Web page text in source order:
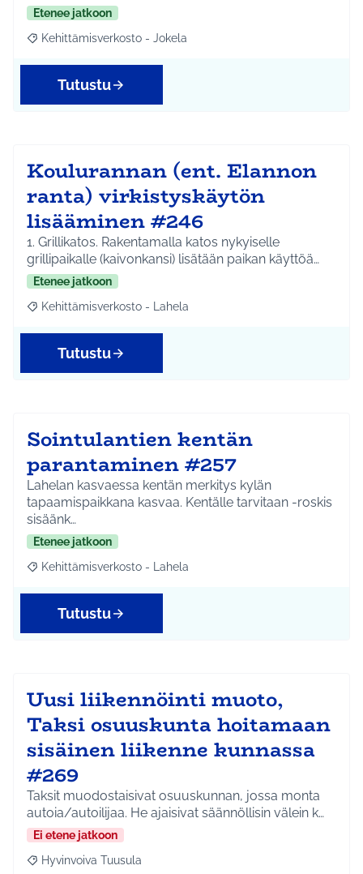
Etenee jatkoon
Rajaa tulokset aihepiirin mukaan: Kehittämisverkosto - Jokela
Kehittämisverkosto - Jokela
Tutustu
Koulurannan (ent. Elannon
ranta) virkistyskäytön
lisääminen #246
1. Grillikatos. Rakentamalla katos nykyiselle
grillipaikalle (kaivonkansi) lisätään paikan käyttöä…
Etenee jatkoon
Rajaa tulokset aihepiirin mukaan: Kehittämisverkosto - Lahela
Kehittämisverkosto - Lahela
Tutustu
Sointulantien kentän
parantaminen #257
Lahelan kasvaessa kentän merkitys kylän
tapaamispaikkana kasvaa. Kentälle tarvitaan -roskis
sisäänk…
Etenee jatkoon
Rajaa tulokset aihepiirin mukaan: Kehittämisverkosto - Lahela
Kehittämisverkosto - Lahela
Tutustu
Uusi liikennöinti muoto,
Taksi osuuskunta hoitamaan
sisäinen liikenne kunnassa
#269
Taksit muodostaisivat osuuskunnan, jossa monta
autoia/autoilijaa. He ajaisivat säännöllisin välein k…
Ei etene jatkoon
Rajaa tulokset aihepiirin mukaan: Hyvinvoiva Tuusula
Hyvinvoiva Tuusula